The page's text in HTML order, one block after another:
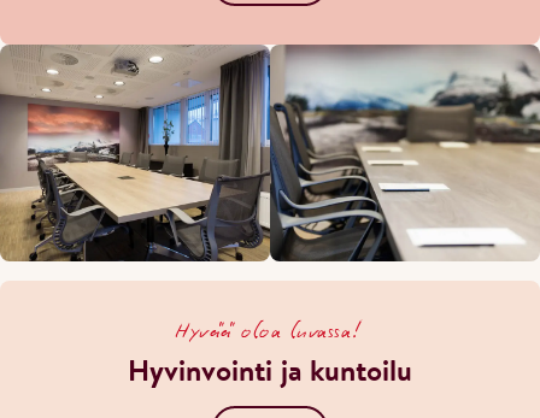
Hyvää oloa luvassa!
Hyvinvointi ja kuntoilu